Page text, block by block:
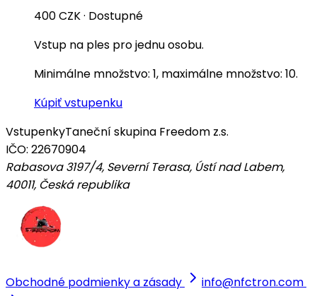
400 CZK· Dostupné
Vstup na ples pro jednu osobu.
Minimálne množstvo: 1, maximálne množstvo: 10.
Kúpiť vstupenku
VstupenkyTaneční skupina Freedom z.s.
IČO: 22670904
Rabasova 3197/4, Severní Terasa, Ústí nad Labem,
40011, Česká republika
Obchodné podmienky a zásady info@nfctron.com